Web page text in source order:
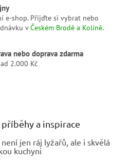
e-shop. Přijďte si vybrat nebo
vČeském Brodě a Kolíně.
nebo doprava zdarma
2.000 Kč
a inspirace
jen ráj lyžařů, ale i skvělá
kuchyni